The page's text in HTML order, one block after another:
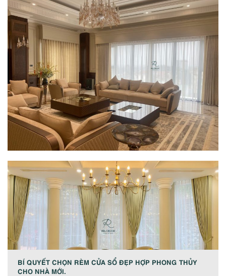
BÍ QUYẾT CHỌN RÈM CỬA SỔ ĐẸP HỢP PHONG THỦY
CHO NHÀ MỚI.